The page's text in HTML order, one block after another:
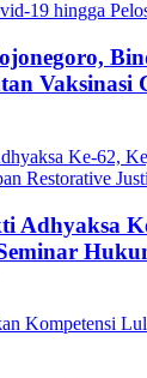
Vaksinasi
Adhyaksa